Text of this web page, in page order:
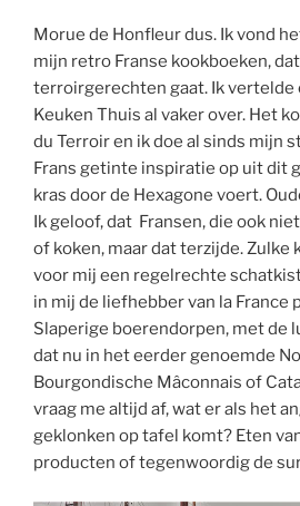
Morue de Honfleur dus. Ik vond
mijn retro Franse kookboeken,
terroirgerechten gaat. Ik vertelde
Keuken Thuis al vaker over. Het
du Terroir en ik doe al sinds mijn
Frans getinte inspiratie op uit dit
kras door de Hexagone voert.
Ik geloof, dat Fransen, die ook
of koken, maar dat terzijde. Zulke
voor mij een regelrechte
in mij de liefhebber van la France
Slaperige boerendorpen, met de
dat nu in het eerder genoemde
Bourgondische Mâconnais of
vraag me altijd af, wat er als het
geklonken op tafel komt? Eten
producten of tegenwoordig de